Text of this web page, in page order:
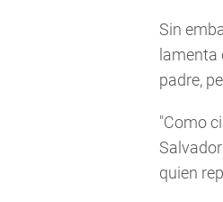
Sin
padre,
"Como
quien